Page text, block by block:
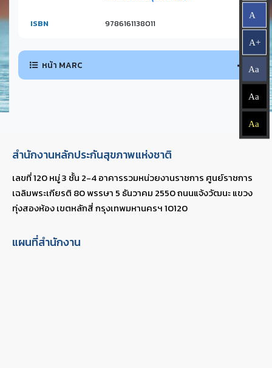
A
A+
Aa
Aa
Aa
ISBN 9786161138011
หน้า MARC
สำนักงานหลักประกันสุขภาพแห่งชาติ
เลขที่ 120 หมู่ 3 ชั้น 2-4 อาคารรวมหน่วยงานราชการ ศูนย์ราชการ
เฉลิมพระเกียรติ 80 พรรษา 5 ธันวาคม 2550 ถนนแจ้งวัฒนะ แขวง
ทุ่งสองห้อง เขตหลักสี่ กรุงเทพมหานครฯ 10120
แผนที่สำนักงาน